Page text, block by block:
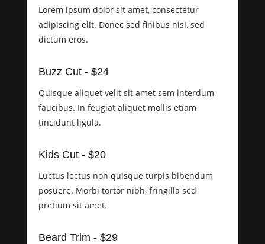
Lorem ipsum dolor sit amet, consectetur
adipiscing elit. Donec sed finibus nisi, sed
dictum eros.
Buzz Cut - $24
Quisque aliquet velit sit amet sem interdum
faucibus. In feugiat aliquet mollis etiam
tincidunt ligula.
Kids Cut - $20
Luctus lectus non quisque turpis bibendum
posuere. Morbi tortor nibh, fringilla sed
pretium sit amet.
Beard Trim - $29